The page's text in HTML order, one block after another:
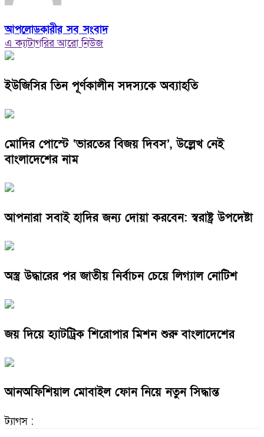
আপলোডকারীর সব সংবাদ
এ ক্যাটাগরির আরো নিউজ
ইউজিসির তিন পূর্ণকালীন সদস্যকে অব্যাহতি
মোদির পোস্টে ‘ভারতের বিজয় দিবস’, উল্লেখ নেই
বাংলাদেশের নাম
আপনারা সবাই হাদির জন্য দোয়া করবেন: স্বরাষ্ট্র উপদেষ্টা
অস্ত্র উদ্ধারের পর জাতীয় নির্বাচন চেয়ে লিগ্যাল নোটিশ
জয় দিয়ে হ্যাটট্রিক শিরোপার মিশন শুরু বাংলাদেশের
আনঅফিশিয়াল মোবাইল ফোন নিয়ে নতুন সিদ্ধান্ত
ট্যাগস :